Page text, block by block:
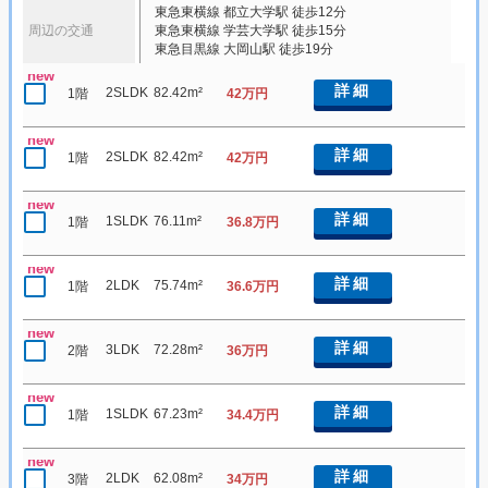
周辺の交通
東急東横線 都立大学駅 徒歩12分
東急東横線 学芸大学駅 徒歩15分
東急目黒線 大岡山駅 徒歩19分
new
1階 2SLDK 82.42m² 42万円 詳細
new
1階 2SLDK 82.42m² 42万円 詳細
new
1階 1SLDK 76.11m² 36.8万円 詳細
new
1階 2LDK 75.74m² 36.6万円 詳細
new
2階 3LDK 72.28m² 36万円 詳細
new
1階 1SLDK 67.23m² 34.4万円 詳細
new
3階 2LDK 62.08m² 34万円 詳細